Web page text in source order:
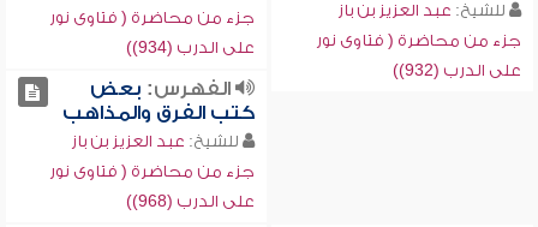
للشيخ: عبد العزيز بن باز
جزء من محاضرة ( فتاوى نور
على الدرب (932))
جزء من محاضرة ( فتاوى نور
على الدرب (934))
الفهرس: بعض
كتب الفرق والمذاهب
للشيخ: عبد العزيز بن باز
جزء من محاضرة ( فتاوى نور
على الدرب (968))